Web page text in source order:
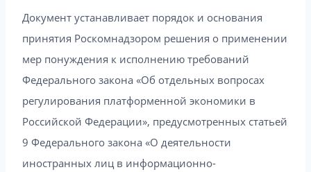
Документ устанавливает порядок и основания
принятия Роскомнадзором решения о применении
мер понуждения к исполнению требований
Федерального закона «Об отдельных вопросах
регулирования платформенной экономики в
Российской Федерации», предусмотренных статьей
9 Федерального закона «О деятельности
иностранных лиц в информационно-